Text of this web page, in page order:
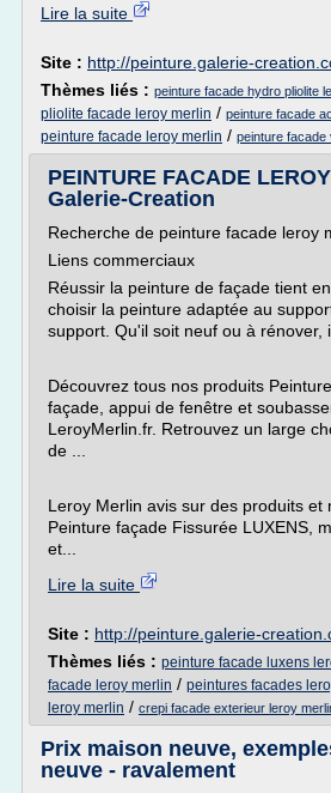
Lire la suite
Site : http://peinture.galerie-
Thèmes liés : peinture facade hydro pliolite
pliolite facade leroy merlin / peinture facade
peinture facade leroy merlin / peinture facade
PEINTURE FACADE
Galerie-Creation
Recherche de peinture facade leroy
Liens commerciaux
Réussir la peinture de façade tient
choisir la peinture adaptée au
support. Qu'il soit neuf ou à rénover, il
Découvrez tous nos produits
façade, appui de fenêtre et
LeroyMerlin.fr. Retrouvez un large
de ...
Leroy Merlin avis sur des produits et
Peinture façade Fissurée LUXENS,
et...
Lire la suite
Site : http://peinture.galerie-
Thèmes liés : peinture facade luxens
facade leroy merlin / peintures facades
leroy merlin / crepi facade exterieur leroy
Prix maison neuve,
neuve - ravalement